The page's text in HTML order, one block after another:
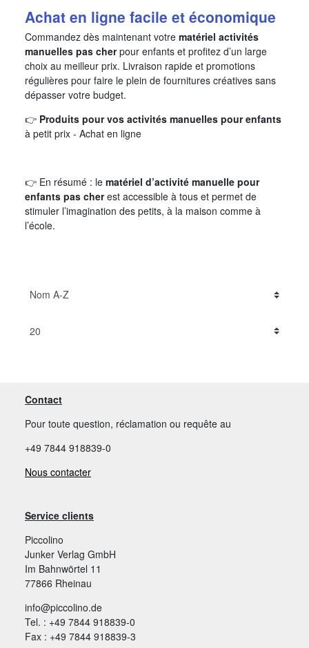
Achat en ligne facile et économique
Commandez dès maintenant votre matériel activités
manuelles pas cherpour enfants et profitez d’un large
choix au meilleur prix. Livraison rapide et promotions
régulières pour faire le plein de fournitures créatives sans
dépasser votre budget.
👉 Produits pour vos activités manuelles pour enfants
à petit prix - Achat en ligne
👉 En résumé : le matériel d’activité manuelle pour
enfants pas cherest accessible à tous et permet de
stimuler l’imagination des petits, à la maison comme à
l’école.
Contact
Pour toute question, réclamation ou requête au
+49 7844 918839-0
Nous contacter
Service clients
Piccolino
Junker Verlag GmbH
Im Bahnwörtel 11
77866 Rheinau
info@piccolino.de
Tel. : +49 7844 918839-0
Fax : +49 7844 918839-3